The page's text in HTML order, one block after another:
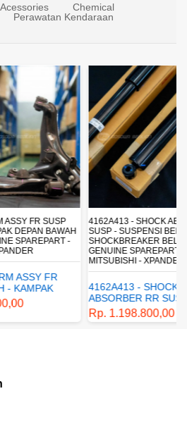
Acessories
Chemical
Perawatan Kendaraan
-
4162A413 - SHOCK ABSORBER RR
SUSP - SUSPENSI BELAKANG -
SHOCKBREAKER BELAKANG -
GENUINE SPAREPART -
MITSUBISHI - XPANDER
4162A413 - SHOCK
ABSORBER RR SUSP -
SUSPENSI BELAKANG -
SHOCKBREAKER BELAKANG
Rp. 1.198.800,00